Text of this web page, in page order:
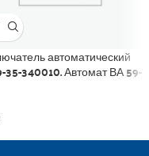
автоматический
35-340010. Автомат ВА 59-